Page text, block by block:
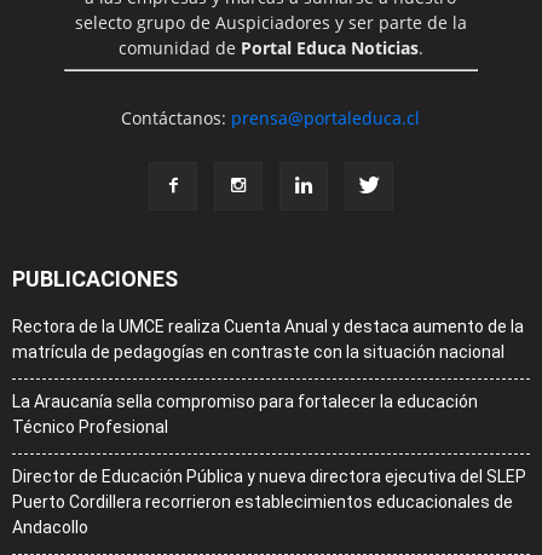
selecto grupo de Auspiciadores y ser parte de la
comunidad de Portal Educa Noticias.
Contáctanos: prensa@portaleduca.cl
PUBLICACIONES
Rectora de la UMCE realiza Cuenta Anual y destaca aumento de la
matrícula de pedagogías en contraste con la situación nacional
La Araucanía sella compromiso para fortalecer la educación
Técnico Profesional
Director de Educación Pública y nueva directora ejecutiva del SLEP
Puerto Cordillera recorrieron establecimientos educacionales de
Andacollo